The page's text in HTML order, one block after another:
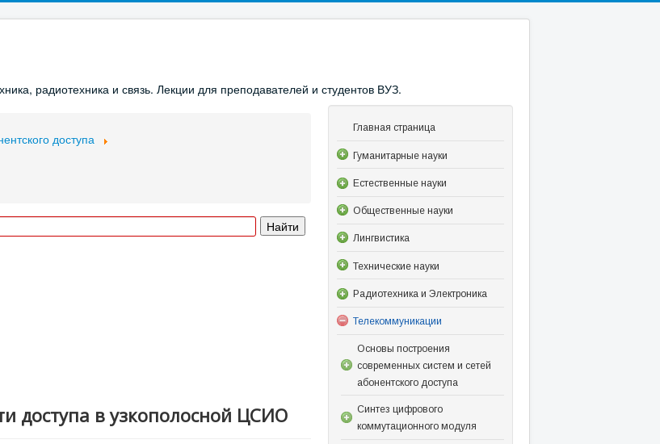
радиотехника и связь. Лекции для преподавателей и студентов ВУЗ.
доступа
доступа в узкополосной ЦСИО
Главная страница
Гуманитарные науки
Естественные науки
Общественные науки
Лингвистика
Технические науки
Радиотехника и Электроника
Телекоммуникации
Основы построения
современных систем и сетей
абонентского доступа
Синтез цифрового
коммутационного модуля